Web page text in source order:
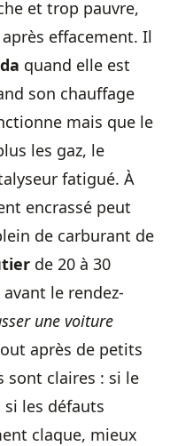
et trop pauvre,
effacement. Il
quand elle est
son chauffage
mais que le
les gaz, le
fatigué. À
encrassé peut
de carburant de
de 20 à 30
le rendez-
une voiture
après de petits
sont claires : si le
les défauts
claque, mieux